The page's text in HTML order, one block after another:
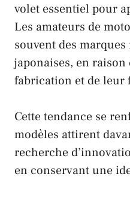
volet essentiel pour
Les amateurs de
souvent des
japonaises, en
fabrication et de leur
Cette tendance se
modèles attirent
recherche
en conservant une